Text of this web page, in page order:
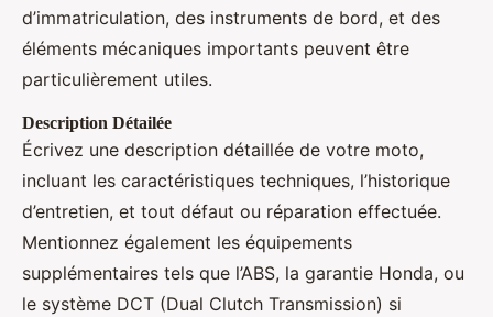
d’immatriculation, des instruments de bord, et des
éléments mécaniques importants peuvent être
particulièrement utiles.
Description Détailée
Écrivez une description détaillée de votre moto,
incluant les caractéristiques techniques, l’historique
d’entretien, et tout défaut ou réparation effectuée.
Mentionnez également les équipements
supplémentaires tels que l’ABS, la garantie Honda, ou
le système DCT (Dual Clutch Transmission) si